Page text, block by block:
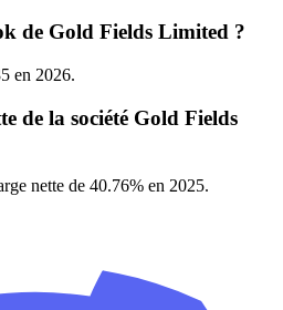
de Gold Fields Limited ?
en 2026.
de la société Gold Fields
nette de 40.76% en 2025.